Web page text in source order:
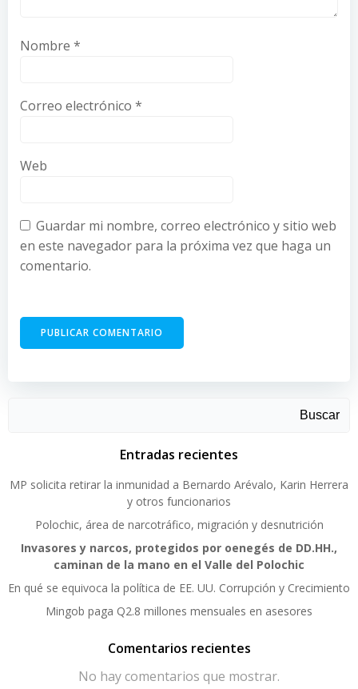
Nombre *
Correo electrónico *
Web
Guardar mi nombre, correo electrónico y sitio web
en este navegador para la próxima vez que haga un
comentario.
Buscar
Entradas recientes
MP solicita retirar la inmunidad a Bernardo Arévalo, Karin Herrera
y otros funcionarios
Polochic, área de narcotráfico, migración y desnutrición
Invasores y narcos, protegidos por oenegés de DD.HH.,
caminan de la mano en el Valle del Polochic
En qué se equivoca la política de EE. UU. Corrupción y Crecimiento
Mingob paga Q2.8 millones mensuales en asesores
Comentarios recientes
No hay comentarios que mostrar.